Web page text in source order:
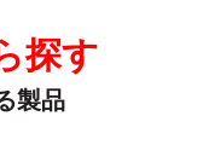
探す
製品